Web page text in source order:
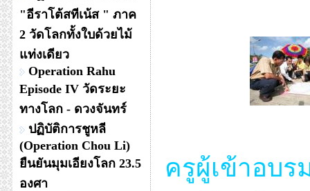
"อีราโต้สทีเน้ส " ภาค
2 วัดโลกทั้งใบด้วยไม้
แท่งเดียว
Operation Rahu
Episode IV วัดระยะ
ทางโลก - ดวงจันทร์
ปฏิบัติการชูหลี
(Operation Chou Li)
ยืนยันมุมเอียงโลก 23.5
องศา
ครูผู้เข้าอบ